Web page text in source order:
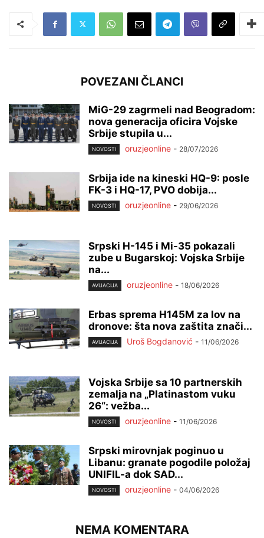
POVEZANI ČLANCI
MiG-29 zagrmeli nad Beogradom:
nova generacija oficira Vojske
Srbije stupila u...
NOVOSTI oruzjeonline - 28/07/2026
Srbija ide na kineski HQ-9: posle
FK-3 i HQ-17, PVO dobija...
NOVOSTI oruzjeonline - 29/06/2026
Srpski H-145 i Mi-35 pokazali
zube u Bugarskoj: Vojska Srbije
na...
AVIJACIJA oruzjeonline - 18/06/2026
Erbas sprema H145M za lov na
dronove: šta nova zaštita znači...
AVIJACIJA Uroš Bogdanović - 11/06/2026
Vojska Srbije sa 10 partnerskih
zemalja na „Platinastom vuku
26“: vežba...
NOVOSTI oruzjeonline - 11/06/2026
Srpski mirovnjak poginuo u
Libanu: granate pogodile položaj
UNIFIL-a dok SAD...
NOVOSTI oruzjeonline - 04/06/2026
NEMA KOMENTARA